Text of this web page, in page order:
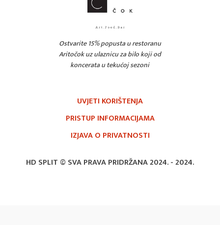
Ostvarite 15% popusta u restoranu
Aritočok uz ulaznicu za bilo koji od
koncerata u tekućoj sezoni
HD SPLIT © SVA PRAVA PRIDRŽANA 2024. -2024.
UVJETI KORIŠTENJA
PRISTUP INFORMACIJAMA
IZJAVA O PRIVATNOSTI